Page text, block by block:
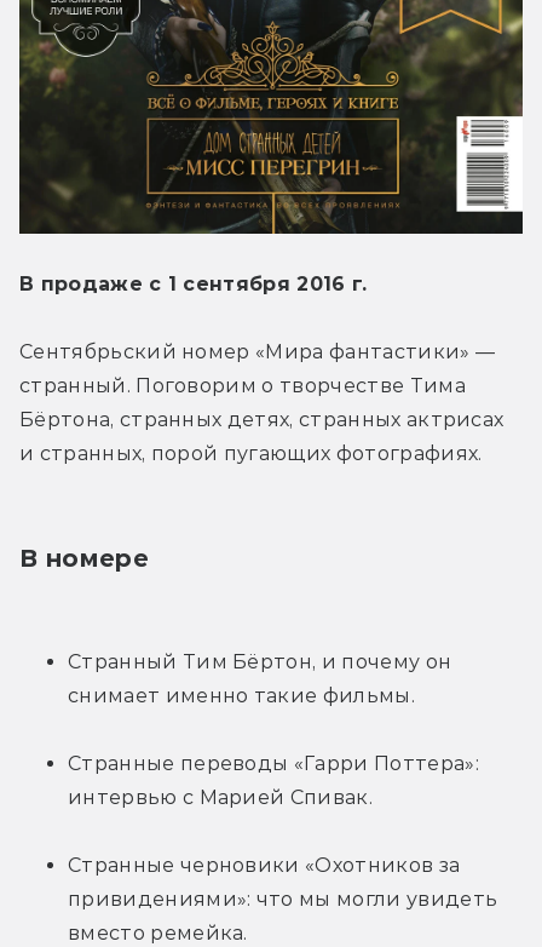
В продаже с 1 сентября 2016 г.
Сентябрьский номер «Мира фантастики» —
странный. Поговорим о творчестве Тима
Бёртона, странных детях, странных актрисах
и странных, порой пугающих фотографиях.
В номере
Странный Тим Бёртон, и почему он
снимает именно такие фильмы.
Странные переводы «Гарри Поттера»:
интервью с Марией Спивак.
Странные черновики «Охотников за
привидениями»: что мы могли увидеть
вместо ремейка.